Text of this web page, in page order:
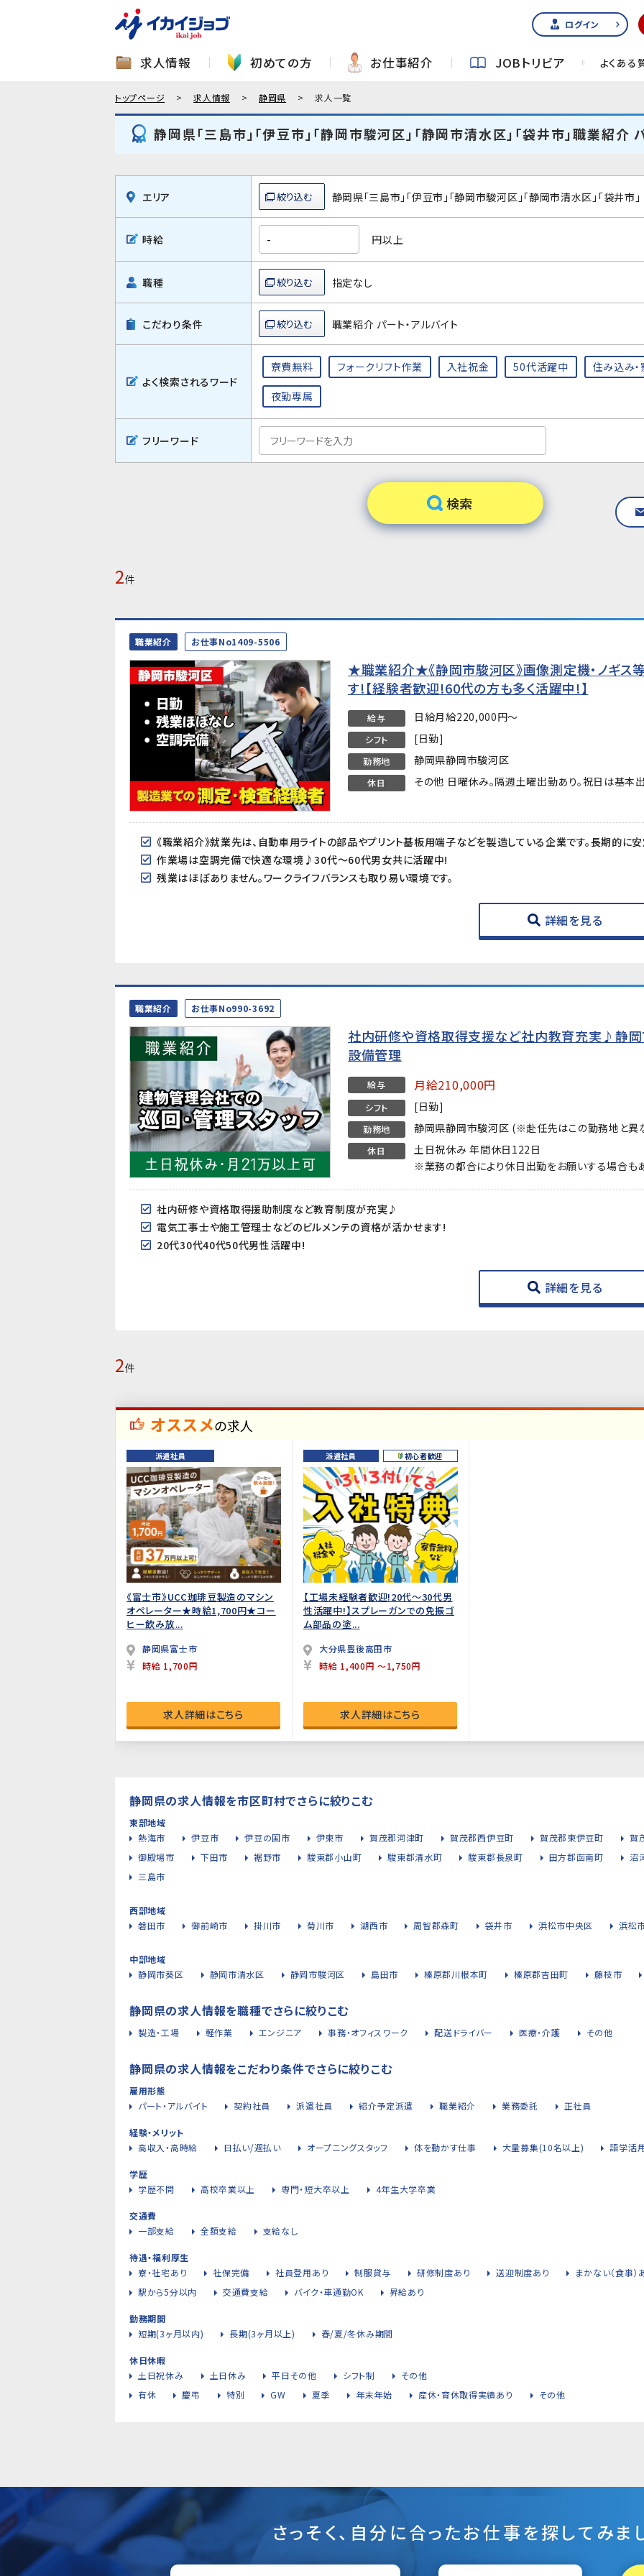
ログイン
求人情報 初めての方 お仕事紹介 JOBトリビア よくある
トップページ 求人情報 静岡県 求人一覧
静岡県「三島市」「伊豆市」「静岡市駿河区」「静岡市清水区」「袋井市」職業紹
エリア 静岡県「三島市」「伊豆市」「静岡市駿河区」「静岡市清水区」「袋井市」
時給 円以上
職種 指定なし
こだわり条件 職業紹介 パート・アルバイト
よく検索されるワード
寮費無料 フォークリフト作業 入社祝金 50代活躍中 住み込み
夜勤専属
フリーワード
2件
職業紹介 お仕事No1409-5506
★職業紹介★《静岡市駿河区》画像測定機・ノギス
す!【経験者歓迎!60代の方も多く活躍中!】
給与 日給月給220,000円～
シフト [日勤]
勤務地 静岡県静岡市駿河区
休日 その他 日曜休み。隔週土曜出勤あり。祝日は基本
作業場は空調完備で快適な環境♪30代～60代男女共に活躍中!
残業はほぼありません。ワークライフバランスも取り易い環境です。
詳細を見る
職業紹介 お仕事No990-3692
社内研修や資格取得支援など社内教育充実♪静岡
設備管理
給与 月給210,000円
シフト [日勤]
勤務地 静岡県静岡市駿河区 (※赴任先はこの勤務地と異
休日
土日祝休み 年間休日122日
※業務の都合により休日出勤をお願いする場合も
社内研修や資格取得援助制度など教育制度が充実♪
電気工事士や施工管理士などのビルメンテの資格が活かせます!
20代30代40代50代男性活躍中!
詳細を見る
2件
オススメの求人
派遣社員
《富士市》UCC珈琲豆製造のマシン
オペレーター★時給1,700円★コー
ヒー飲み放...
静岡県富士市
時給 1,700円
求人詳細はこちら
派遣社員 初心者歓迎
【工場未経験者歓迎!20代～30代男
性活躍中!】スプレーガンでの免振ゴ
ム部品の塗...
大分県豊後高田市
時給 1,400円 ～1,750円
求人詳細はこちら
静岡県の求人情報を市区町村でさらに絞りこむ
東部地域
熱海市
伊豆市 伊豆の国市 伊東市 賀茂郡河津町 賀茂郡西伊豆町 賀茂郡東伊豆町
賀
御殿場市
下田市 裾野市 駿東郡小山町 駿東郡清水町 駿東郡長泉町 田方郡函南町
沼
三島市
西部地域
磐田市
御前崎市 掛川市 菊川市 湖西市 周智郡森町 袋井市 浜松市中央区 浜松
中部地域
静岡市葵区
静岡市清水区 静岡市駿河区 島田市 榛原郡川根本町 榛原郡吉田町 藤枝市
静岡県の求人情報を職種でさらに絞りこむ
製造・工場 軽作業 エンジニア 事務・オフィスワーク 配送ドライバー 医療・介護 その他
静岡県の求人情報をこだわり条件でさらに絞りこむ
雇用形態
パート・アルバイト
契約社員 派遣社員 紹介予定派遣 職業紹介 業務委託 正社員
経験・メリット
高収入・高時給
日払い/週払い オープニングスタッフ 体を動かす仕事 大量募集(10名以上) 語学活
学歴
学歴不問
高校卒業以上 専門・短大卒以上 4年生大学卒業
交通費
一部支給
全額支給 支給なし
待遇・福利厚生
寮・社宅あり
社保完備 社員登用あり 制服貸与 研修制度あり 送迎制度あり
まかない（食事）
駅から5分以内
交通費支給 バイク・車通勤OK 昇給あり
勤務期間
短期(3ヶ月以内)
長期(3ヶ月以上) 春/夏/冬休み期間
休日休暇
土日祝休み
土日休み 平日その他 シフト制
その他
有休
慶弔 特別 GW 夏季 年末年始 産休・育休取得実績あり その他
さっそく、自分に合ったお仕事を探してみま